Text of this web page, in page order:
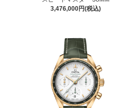
3,476,000円(税込)